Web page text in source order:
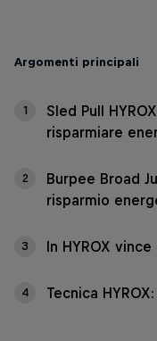
Argomenti principali
1
Sled Pull
risparmiare
2
Burpee Broad
risparmio
3 In HYROX
4 Tecnica